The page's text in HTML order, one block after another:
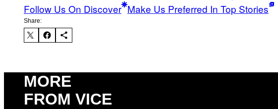
Follow Us On Discover Make Us Preferred In Top Stories
Share:
MORE
FROM VICE